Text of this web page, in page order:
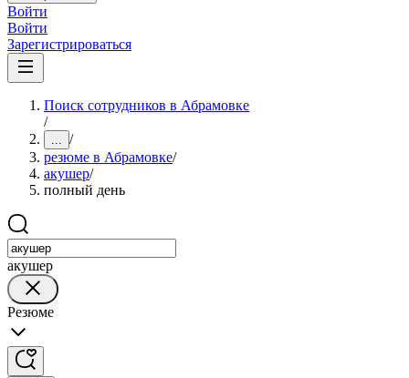
Войти
Войти
Зарегистрироваться
Поиск сотрудников в Абрамовке
/
... /
резюме в Абрамовке/
акушер/
полный день
акушер
Резюме